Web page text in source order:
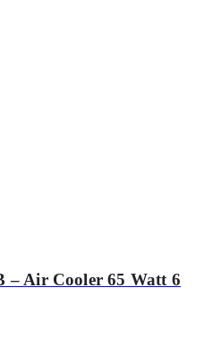
– Air Cooler 65 Watt 6